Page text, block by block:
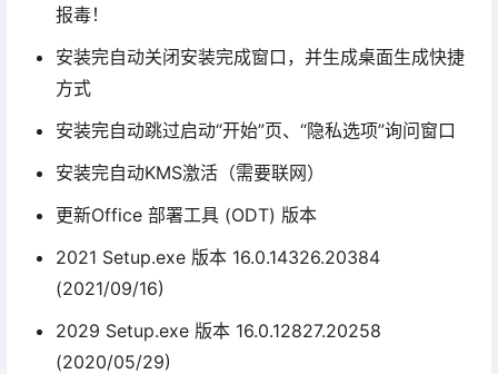
报毒！
安装完自动关闭安装完成窗口，并生成桌面生成快捷
方式
安装完自动跳过启动“开始”页、“隐私选项”询问窗口
安装完自动KMS激活（需要联网）
更新Office 部署工具 (ODT) 版本
2021 Setup.exe 版本 16.0.14326.20384
(2021/09/16)
2029 Setup.exe 版本 16.0.12827.20258
(2020/05/29)